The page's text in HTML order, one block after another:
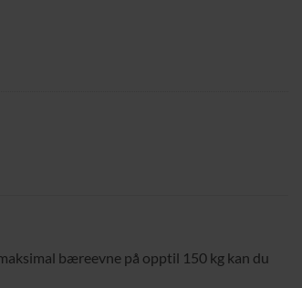
bæreevne på opptil 150 kg kan du